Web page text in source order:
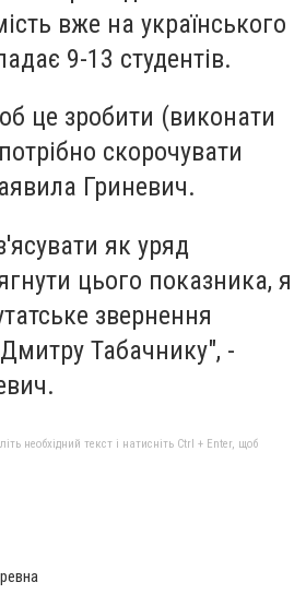
вже на українського
9-13 студентів.
це зробити (виконати
скорочувати
Гриневич.
як уряд
цього показника, я
звернення
Дмитру Табачнику", -
необхідний текст і натисніть Ctrl + Enter, щоб